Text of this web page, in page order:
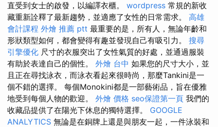
直受到女士的啟發，以編譯衣櫃。 wordpress 常規的新收
藏重新詮釋了最新趨勢，並適應了女性的日常需求。 高雄
會計課程 外燴 推薦 ptt 最重要的是，所有人，無論年齡和
形狀類型如何，都會變得有趣並發現自己有吸引力。 搜尋
引擎優化 尺寸的衣服突出了女性氣質的好處，並通過服裝
有助於表達自己的個性。 外燴 台中 如果您的尺寸大小，並
且正在尋找泳衣，而泳衣看起來很時尚，那麼Tankini是一
個不錯的選擇。 每個Monokini都是一部藝術品，旨在優雅
地受到每個人物的歡迎。 外燴 價格 seo保證第一頁 我們的
收藏品提供了在陽光下休息的獨特選擇。 GOOGLE
ANALYTICS 無論是在銅牌上還是與朋友一起，一件泳裝和